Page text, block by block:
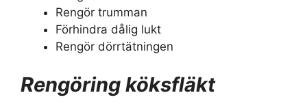
Rengör trumman
Förhindra dålig lukt
Rengör dörrtätningen
Rengöring köksfläkt